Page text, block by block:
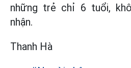
những trẻ chỉ 6 tuổi,
nhận.
Thanh Hà